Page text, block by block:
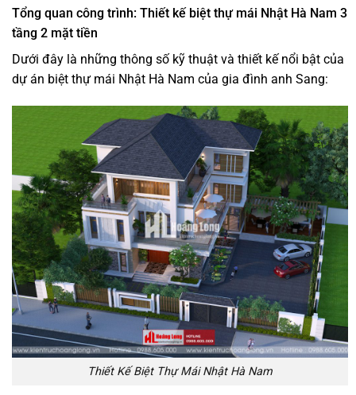
Tổng quan công trình: Thiết kế biệt thự mái Nhật Hà Nam 3
tầng 2 mặt tiền
Dưới đây là những thông số kỹ thuật và thiết kế nổi bật của
dự án biệt thự mái Nhật Hà Nam của gia đình anh Sang:
Thiết Kế Biệt Thự Mái Nhật Hà Nam